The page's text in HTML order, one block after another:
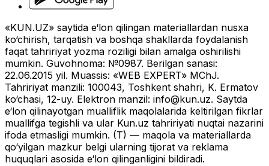
«KUN.UZ» saytida e‘lon qilingan materiallardan nusxa
ko‘chirish, tarqatish va boshqa shakllarda foydalanish
faqat tahririyat yozma roziligi bilan amalga oshirilishi
mumkin. Guvohnoma: №0987. Berilgan sanasi:
22.06.2015 yil. Muassis: «WEB EXPERT» MChJ.
Tahririyat manzili: 100043, Toshkent shahri, K. Ermatov
ko‘chasi, 12-uy. Elektron manzil: info@kun.uz. Saytda
e‘lon qilinayotgan mualliflik maqolalarida keltirilgan fikrlar
muallifga tegishli va ular Kun.uz tahririyati nuqtai nazarini
ifoda etmasligi mumkin. (T) — maqola va materiallarda
qo‘yilgan mazkur belgi ularning tijorat va reklama
huquqlari asosida e‘lon qilinganligini bildiradi.